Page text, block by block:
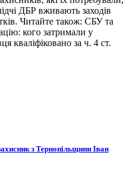
ДБР вживають заходів
Читайте також: СБУ та
кого затримали у
кваліфіковано за ч. 4 ст.
з Тернопільщини Іван